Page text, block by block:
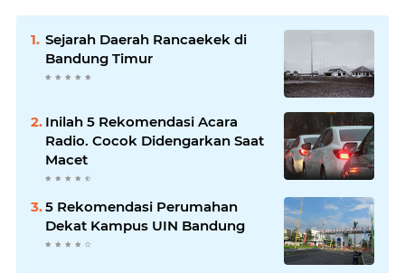
Sejarah Daerah Rancaekek di
Bandung Timur
Inilah 5 Rekomendasi Acara
Radio. Cocok Didengarkan Saat
Macet
5 Rekomendasi Perumahan
Dekat Kampus UIN Bandung